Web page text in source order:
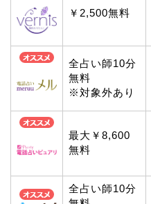
￥2,500無料
全占い師10分
無料
※対象外あり
最大￥8,600
無料
全占い師10分